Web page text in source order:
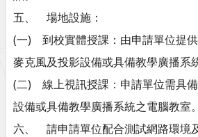
五、 場地設施：
(一) 到校實體授課：由申請單位提供
麥克風及投影設備或具備教學廣播系
(二) 線上視訊授課：申請單位需具
設備或具備教學廣播系統之電腦教室。
六、 請申請單位配合測試網路環境